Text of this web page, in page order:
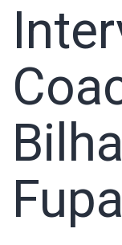
Fupa